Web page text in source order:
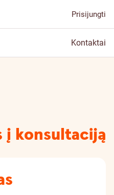
Prisijungti
Kontaktai
į konsultaciją